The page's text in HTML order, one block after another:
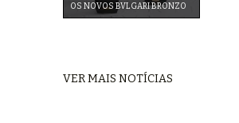
OS NOVOS BVLGARI BRONZO
VER MAIS NOTÍCIAS